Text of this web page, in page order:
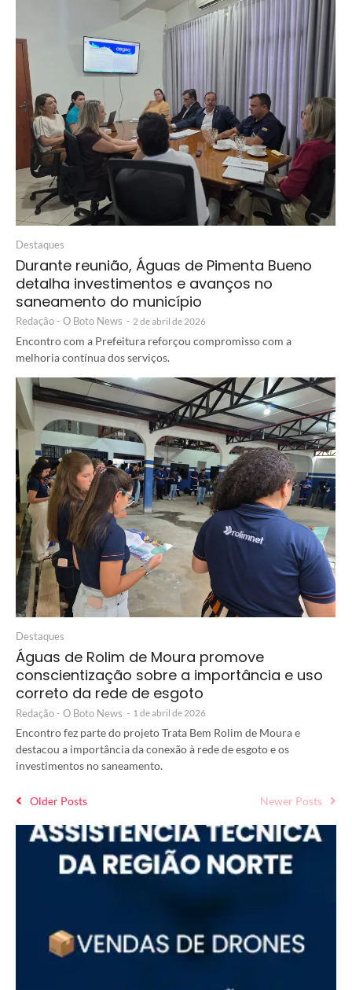
Destaques
Durante reunião, Águas de Pimenta Bueno
detalha investimentos e avanços no
saneamento do município
Redação - O Boto News - 2 de abril de 2026
Encontro com a Prefeitura reforçou compromisso com a
melhoria contínua dos serviços.
Destaques
Águas de Rolim de Moura promove
conscientização sobre a importância e uso
correto da rede de esgoto
Redação - O Boto News - 1 de abril de 2026
Encontro fez parte do projeto Trata Bem Rolim de Moura e
destacou a importância da conexão à rede de esgoto e os
investimentos no saneamento.
Older Posts Newer Posts